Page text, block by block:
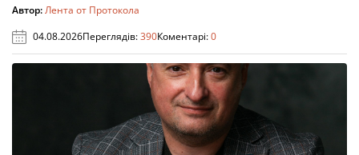
Автор:Лента от Протокола
04.08.2026Переглядів:390Коментарі:0